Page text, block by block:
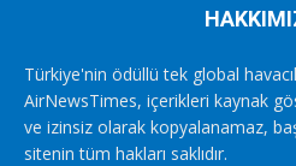
Türkiye'nin ödüllü tek global
AirNewsTimes, içerikleri kaynak
ve izinsiz olarak kopyalanamaz,
sitenin tüm hakları saklıdır.